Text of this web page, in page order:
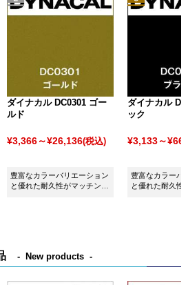
ダイナカル DC0301 ゴー
ルド
¥3,366～¥26,136(税込)
豊富なカラーバリエーション
と優れた耐久性がマッチング
ダイナカル
ック
¥3,133～
豊富なカラーバ
と優れた耐久性
New products